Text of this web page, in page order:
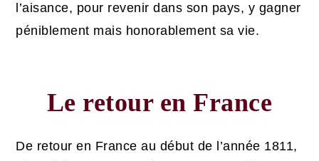
l’aisance, pour revenir dans son pays, y gagner
péniblement mais honorablement sa vie.
Le retour en France
De retour en France au début de l’année 1811,